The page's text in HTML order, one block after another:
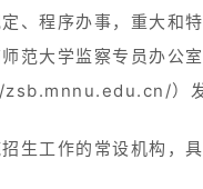
、程序办事，重大和
范大学监察专员办公
）
生工作的常设机构，